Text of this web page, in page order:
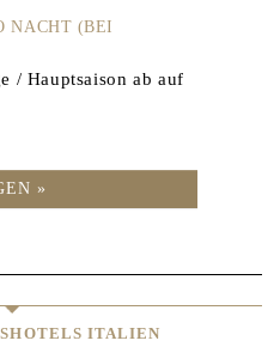
NACHT (BEI
/ Hauptsaison ab auf
»
ITALIEN